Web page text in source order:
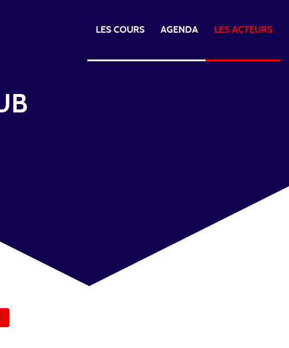
LES COURS AGENDA LES ACTEURS